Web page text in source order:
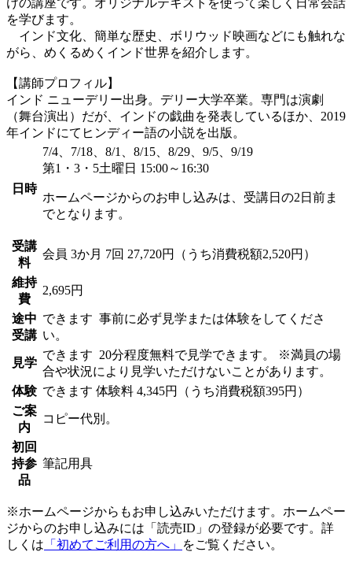
を学びます。
インド文化、簡単な歴史、ボリウッド映画などにも触れな
がら、めくるめくインド世界を紹介します。
【講師プロフィル】
インド ニューデリー出身。デリー大学卒業。専門は演劇
（舞台演出）だが、インドの戯曲を発表しているほか、2019
年インドにてヒンディー語の小説を出版。
日時
7/4、7/18、8/1、8/15、8/29、9/5、9/19
第1・3・5土曜日 15:00～16:30
ホームページからのお申し込みは、受講日の2日前ま
でとなります。
受講
料
会員 3か月 7回 27,720円（うち消費税額2,520円）
維持
費
2,695円
途中
受講
できます 事前に必ず見学または体験をしてくださ
い。
見学
できます 20分程度無料で見学できます。 ※満員の場
合や状況により見学いただけないことがあります。
体験 できます 体験料 4,345円（うち消費税額395円）
ご案
内
コピー代別。
初回
持参
品
筆記用具
※ホームページからもお申し込みいただけます。ホームペー
ジからのお申し込みには「読売ID」の登録が必要です。詳
しくは 「初めてご利用の方へ」 をご覧ください。